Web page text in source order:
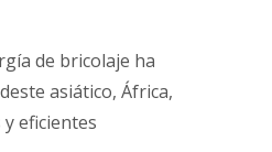
de bricolaje ha
asiático, África,
eficientes